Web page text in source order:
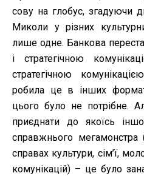
сову на глобус, згадуючи
Миколи у різних
лише одне. Банкова
і стратегічною
стратегічною
робила це в інших
цього було не потрібне.
приєднати до якоїсь
справжнього мегамонстра
справах культури, сім’ї,
комунікацій) – це було